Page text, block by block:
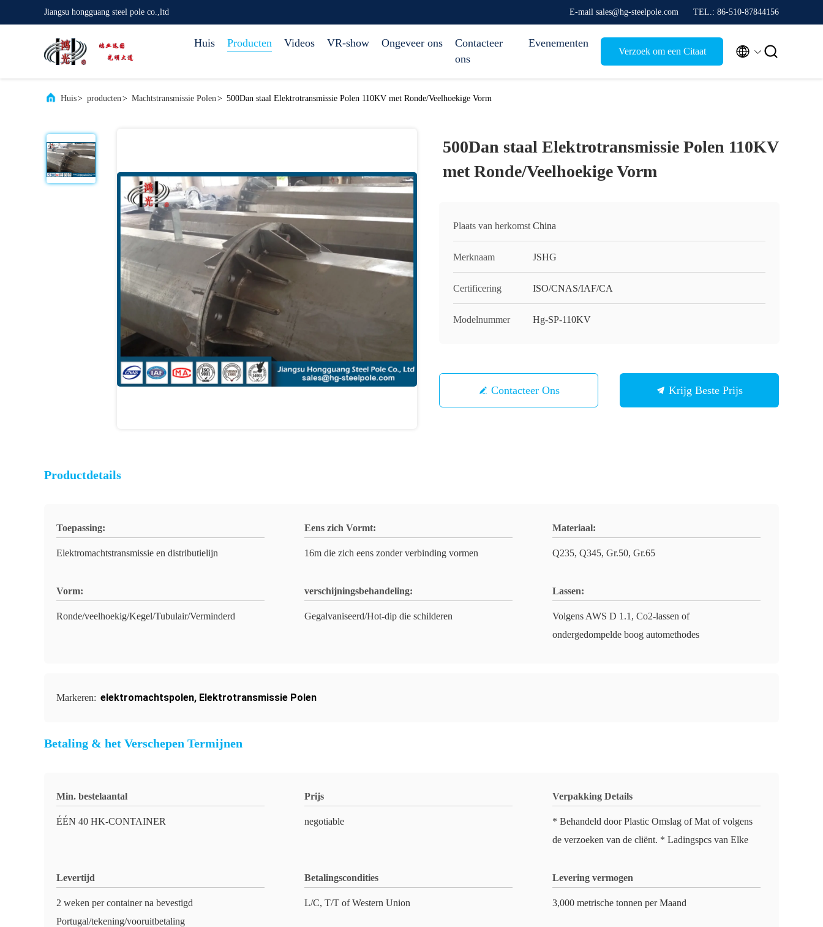
Jiangsu hongguang steel pole co.,ltd E-mail sales@hg-steelpole.com TEL.: 86-510-87844156
Huis Producten Videos VR-show Ongeveer ons
Contacteer
ons
Evenementen
Verzoek om een Citaat  
Huis> producten> Machtstransmissie Polen> 500Dan staal Elektrotransmissie Polen 110KV met Ronde/Veelhoekige Vorm
500Dan staal Elektrotransmissie Polen 110KV
met Ronde/Veelhoekige Vorm
Plaats van herkomst China
Merknaam JSHG
Certificering ISO/CNAS/IAF/CA
Modelnummer Hg-SP-110KV
Contacteer Ons Krijg Beste Prijs
Productdetails
Toepassing:
Elektromachtstransmissie en distributielijn
Eens zich Vormt:
16m die zich eens zonder verbinding vormen
Materiaal:
Q235, Q345, Gr.50, Gr.65
Vorm:
Ronde/veelhoekig/Kegel/Tubulair/Verminderd
verschijningsbehandeling:
Gegalvaniseerd/Hot-dip die schilderen
Lassen:
Volgens AWS D 1.1, Co2-lassen of
ondergedompelde boog automethodes
Markeren: elektromachtspolen, Elektrotransmissie Polen
Betaling & het Verschepen Termijnen
Min. bestelaantal
ÉÉN 40 HK-CONTAINER
Prijs
negotiable
Verpakking Details
* Behandeld door Plastic Omslag of Mat of volgens
de verzoeken van de cliënt. * Ladingspcs van Elke
Levertijd
2 weken per container na bevestigd
Portugal/tekening/vooruitbetaling
Betalingscondities
L/C, T/T of Western Union
Levering vermogen
3,000 metrische tonnen per Maand